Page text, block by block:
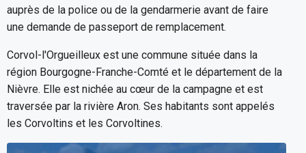
auprès de la police ou de la gendarmerie avant de faire
une demande de passeport de remplacement.
Corvol-l'Orgueilleux est une commune située dans la
région Bourgogne-Franche-Comté et le département de la
Nièvre. Elle est nichée au cœur de la campagne et est
traversée par la rivière Aron. Ses habitants sont appelés
les Corvoltins et les Corvoltines.